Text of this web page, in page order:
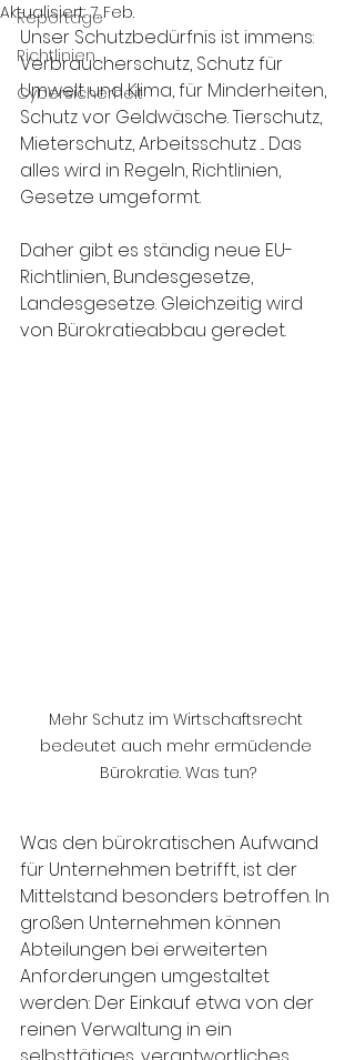
Reportage
Richtlinien
Cybersicherheit
Aktualisiert:7. Feb.
Unser Schutzbedürfnis ist immens:
Verbraucherschutz, Schutz für
Umwelt und Klima, für Minderheiten,
Schutz vor Geldwäsche. Tierschutz,
Mieterschutz, Arbeitsschutz ... Das
alles wird in Regeln, Richtlinien,
Gesetze umgeformt.
Daher gibt es ständig neue EU-
Richtlinien, Bundesgesetze,
Landesgesetze. Gleichzeitig wird
von Bürokratieabbau geredet.
Mehr Schutz im Wirtschaftsrecht
bedeutet auch mehr ermüdende
Bürokratie. Was tun?
Was den bürokratischen Aufwand
für Unternehmen betrifft, ist der
Mittelstand besonders betroffen. In
großen Unternehmen können
Abteilungen bei erweiterten
Anforderungen umgestaltet
werden: Der Einkauf etwa von der
reinen Verwaltung in ein